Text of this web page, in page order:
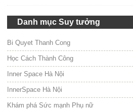
Danh mục Suy tưởng
Bi Quyet Thanh Cong
Học Cách Thành Công
Inner Space Hà Nội
InnerSpace Hà Nội
Khám phá Sức mạnh Phụ nữ